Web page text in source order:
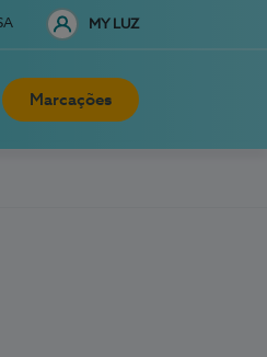
MY LUZ
Marcações